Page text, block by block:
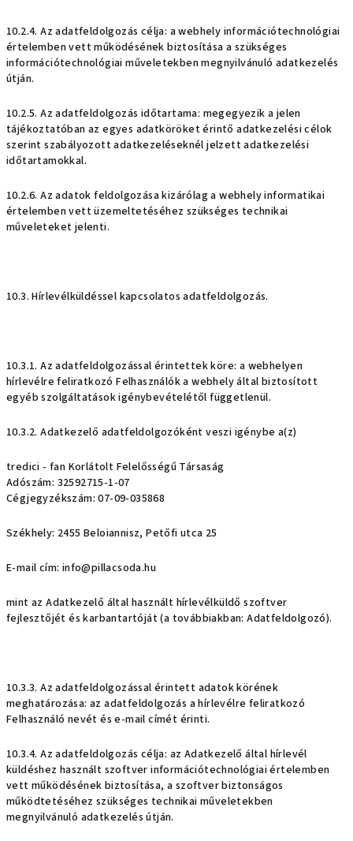
10.2.4. Az adatfeldolgozás célja: a webhely információtechnológiai
értelemben vett működésének biztosítása a szükséges
információtechnológiai műveletekben megnyilvánuló adatkezelés
útján.
10.2.5. Az adatfeldolgozás időtartama: megegyezik a jelen
tájékoztatóban az egyes adatköröket érintő adatkezelési célok
szerint szabályozott adatkezeléseknél jelzett adatkezelési
időtartamokkal.
10.2.6. Az adatok feldolgozása kizárólag a webhely informatikai
értelemben vett üzemeltetéséhez szükséges technikai
műveleteket jelenti.
10.3. Hírlevélküldéssel kapcsolatos adatfeldolgozás.
10.3.1. Az adatfeldolgozással érintettek köre: a webhelyen
hírlevélre feliratkozó Felhasználók a webhely által biztosított
egyéb szolgáltatások igénybevételétől függetlenül.
10.3.2. Adatkezelő adatfeldolgozóként veszi igénybe a(z)
tredici - fan Korlátolt Felelősségű Társaság
Adószám: 32592715-1-07
Cégjegyzékszám: 07-09-035868
Székhely: 2455 Beloiannisz, Petőfi utca 25
E-mail cím: info@pillacsoda.hu
mint az Adatkezelő által használt hírlevélküldő szoftver
fejlesztőjét és karbantartóját (a továbbiakban: Adatfeldolgozó).
10.3.3. Az adatfeldolgozással érintett adatok körének
meghatározása: az adatfeldolgozás a hírlevélre feliratkozó
Felhasználó nevét és e-mail címét érinti.
10.3.4. Az adatfeldolgozás célja: az Adatkezelő által hírlevél
küldéshez használt szoftver információtechnológiai értelemben
vett működésének biztosítása, a szoftver biztonságos
működtetéséhez szükséges technikai műveletekben
megnyilvánuló adatkezelés útján.